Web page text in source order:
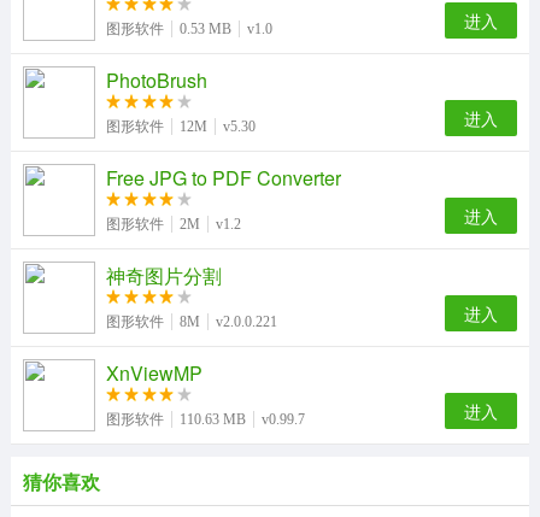
图形软件 0.53 MB v1.0 进入
PhotoBrush
图形软件 12M v5.30 进入
Free JPG to PDF Converter
图形软件 2M v1.2 进入
神奇图片分割
图形软件 8M v2.0.0.221 进入
XnViewMP
图形软件 110.63 MB v0.99.7 进入
猜你喜欢